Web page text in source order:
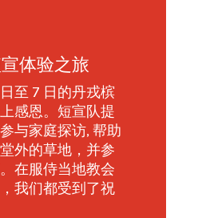
体验之旅
至 7 日的丹戎槟
感恩。短宣队提
与家庭探访, 帮助
外的草地，并参
在服侍当地教会
我们都受到了祝